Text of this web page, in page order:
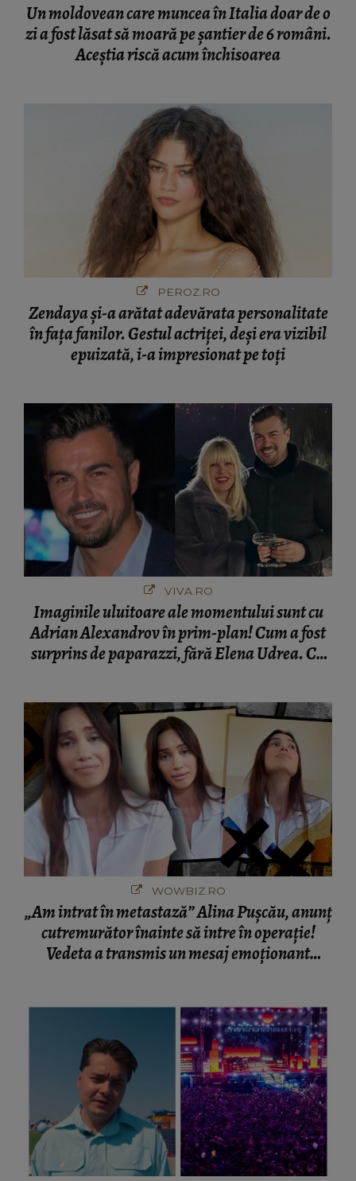
Un moldovean care muncea în Italia doar de o
zi a fost lăsat să moară pe şantier de 6 români.
Aceștia riscă acum închisoarea
PEROZ.RO
Zendaya și-a arătat adevărata personalitate
în fața fanilor. Gestul actriței, deși era vizibil
epuizată, i-a impresionat pe toți
VIVA.RO
Imaginile uluitoare ale momentului sunt cu
Adrian Alexandrov în prim-plan! Cum a fost
surprins de paparazzi, fără Elena Udrea. Cu
WOWBIZ.RO
„Am intrat în metastază” Alina Pușcău, anunț
cutremurător înainte să intre în operație!
Vedeta a transmis un mesaj emoționant